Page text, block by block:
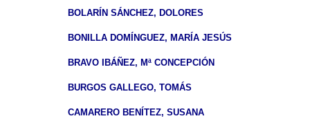
BOLARÍN SÁNCHEZ, DOLORES
BONILLA DOMÍNGUEZ, MARÍA JESÚS
BRAVO IBÁÑEZ, Mª CONCEPCIÓN
BURGOS GALLEGO, TOMÁS
CAMARERO BENÍTEZ, SUSANA